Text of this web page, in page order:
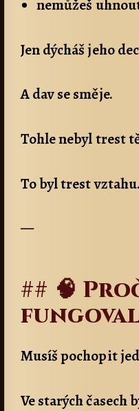
nemůžeš
Jen dýcháš jeho
A dav se směje.
Tohle nebyl trest
To byl trest vztahu.
—
## 🧠
Musíš pochopit
Ve starých časech